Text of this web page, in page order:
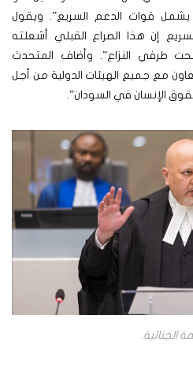
يشمل قوات الدعم السريع”. ويقول
إن هذا الصراع القبلي أشعلته
طرفي النزاع”. وأضاف المتحدث
مع جميع الهيئات الدولية من أجل
الإنسان في السودان”.
الجنائية.